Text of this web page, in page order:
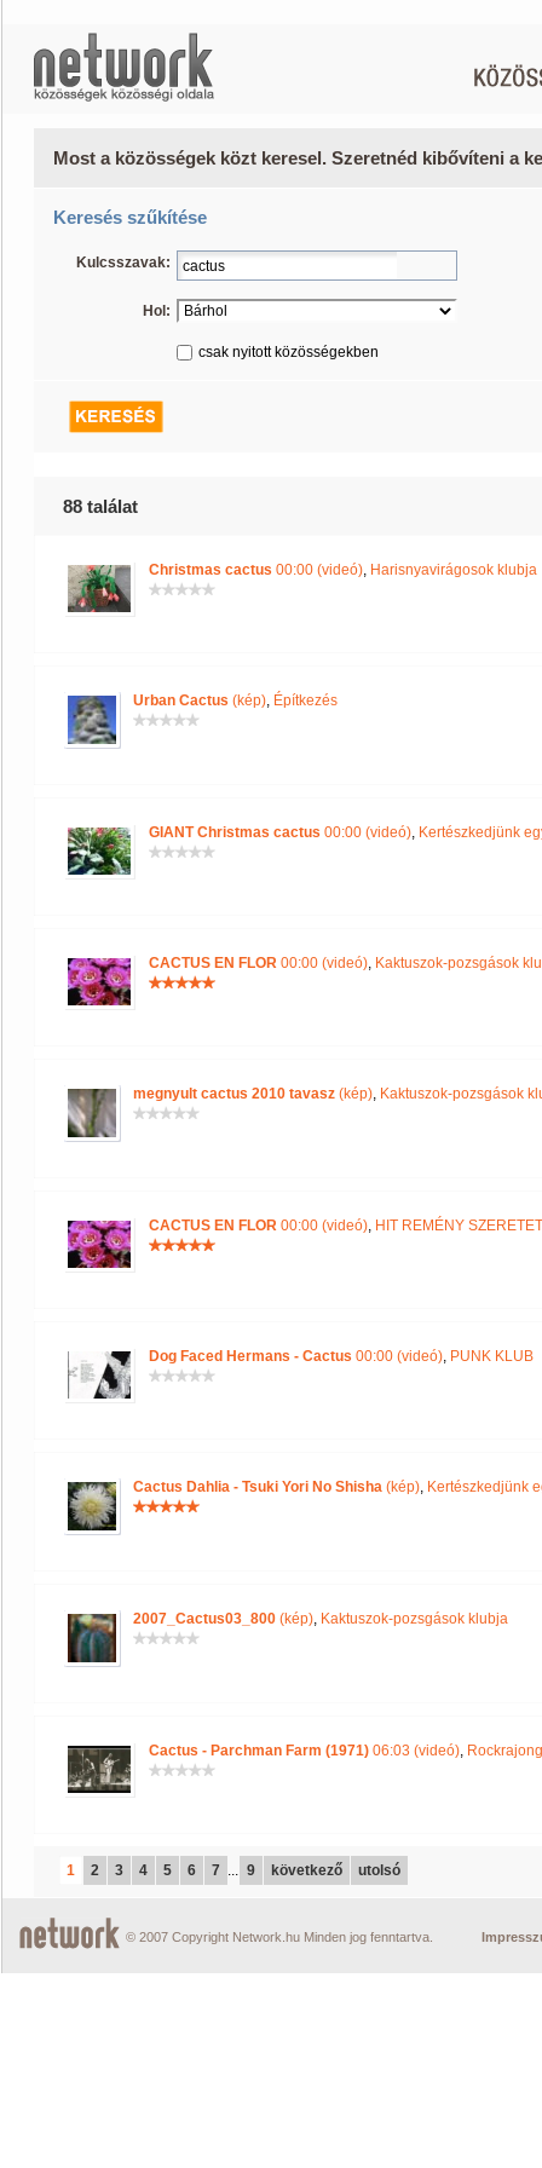
Most a közösségek közt keresel. Szeretnéd kibővíteni a
Keresés szűkítése
Kulcsszavak:
Hol:
csak nyitott közösségekben
88 találat
Christmas cactus 00:00 (videó), Harisnyavirágosok klubja
Urban Cactus (kép), Építkezés
GIANT Christmas cactus 00:00 (videó), Kertészkedjünk
CACTUS EN FLOR 00:00 (videó), Kaktuszok-pozsgások
megnyult cactus 2010 tavasz (kép), Kaktuszok-pozsgások
CACTUS EN FLOR 00:00 (videó), HIT REMÉNY SZERETET
Dog Faced Hermans - Cactus 00:00 (videó), PUNK KLUB
Cactus Dahlia - Tsuki Yori No Shisha (kép), Kertészkedjünk
2007_Cactus03_800 (kép), Kaktuszok-pozsgások klubja
Cactus - Parchman Farm (1971) 06:03 (videó),
1 2 3 4 5 6 7 ... 9 következő utolsó
© 2007 Copyright Network.hu Minden jog fenntartva.